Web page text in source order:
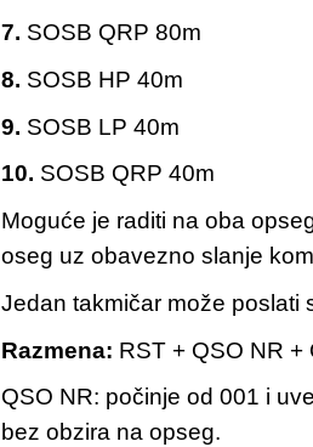
7. SOSB QRP 80m
8. SOSB HP 40m
9. SOSB LP 40m
10. SOSB QRP 40m
Moguće je raditi na oba
oseg uz obavezno slanje
Jedan takmičar može poslati
Razmena: RST + QSO NR +
QSO NR: počinje od 001 i
bez obzira na opseg.